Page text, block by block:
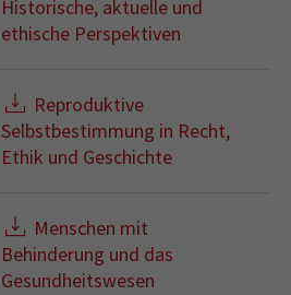
Historische, aktuelle und
ethische Perspektiven
Reproduktive
Selbstbestimmung in Recht,
Ethik und Geschichte
Menschen mit
Behinderung und das
Gesundheitswesen